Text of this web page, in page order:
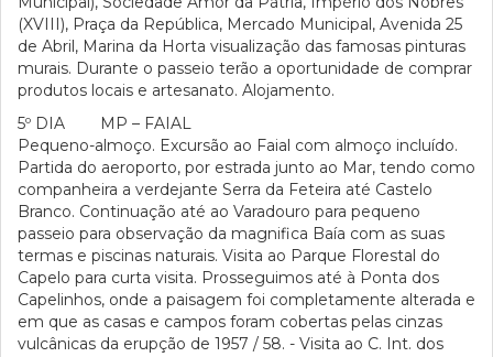
(XVIII), Praça da República, Mercado Municipal, Avenida 25
de Abril, Marina da Horta visualização das famosas pinturas
murais. Durante o passeio terão a oportunidade de comprar
produtos locais e artesanato. Alojamento.
5º DIA MP – FAIAL
Pequeno-almoço. Excursão ao Faial com almoço incluído.
Partida do aeroporto, por estrada junto ao Mar, tendo como
companheira a verdejante Serra da Feteira até Castelo
Branco. Continuação até ao Varadouro para pequeno
passeio para observação da magnifica Baía com as suas
termas e piscinas naturais. Visita ao Parque Florestal do
Capelo para curta visita. Prosseguimos até à Ponta dos
Capelinhos, onde a paisagem foi completamente alterada e
em que as casas e campos foram cobertas pelas cinzas
vulcânicas da erupção de 1957 / 58. - Visita ao C. Int. dos